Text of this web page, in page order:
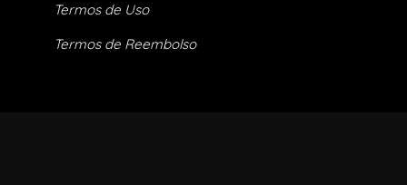
Termos de Uso
Termos de Reembolso